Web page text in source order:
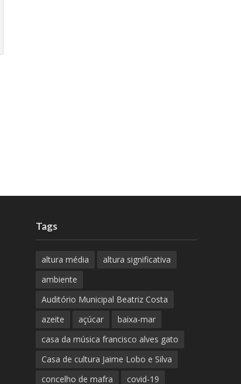
Tags
altura média
altura significativa
ambiente
Auditório Municipal Beatriz Costa
azeite
açúcar
baixa-mar
casa da música francisco alves gato
Casa de cultura Jaime Lobo e Silva
concelho de mafra
covid-19